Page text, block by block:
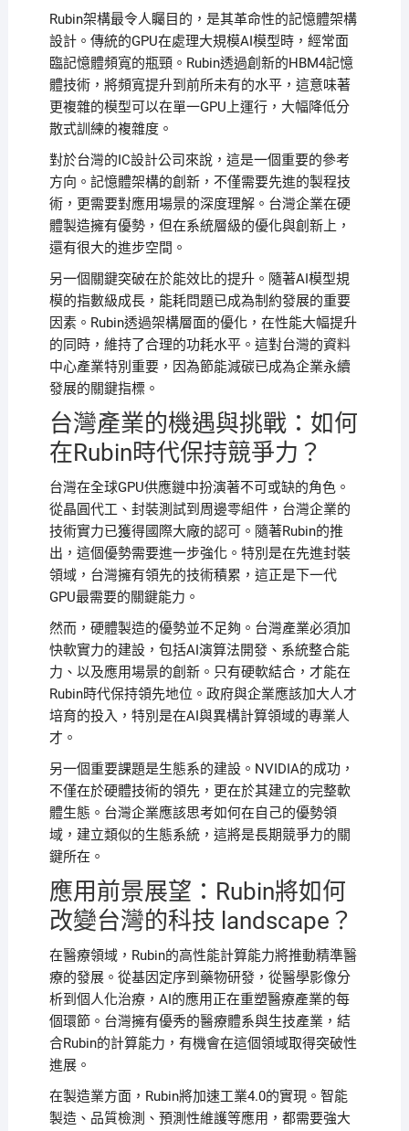
Rubin架構最令人矚目的，是其革命性的記憶體架構
設計。傳統的GPU在處理大規模AI模型時，經常面
臨記憶體頻寬的瓶頸。Rubin透過創新的HBM4記憶
體技術，將頻寬提升到前所未有的水平，這意味著
更複雜的模型可以在單一GPU上運行，大幅降低分
散式訓練的複雜度。
對於台灣的IC設計公司來說，這是一個重要的參考
方向。記憶體架構的創新，不僅需要先進的製程技
術，更需要對應用場景的深度理解。台灣企業在硬
體製造擁有優勢，但在系統層級的優化與創新上，
還有很大的進步空間。
另一個關鍵突破在於能效比的提升。隨著AI模型規
模的指數級成長，能耗問題已成為制約發展的重要
因素。Rubin透過架構層面的優化，在性能大幅提升
的同時，維持了合理的功耗水平。這對台灣的資料
中心產業特別重要，因為節能減碳已成為企業永續
發展的關鍵指標。
台灣產業的機遇與挑戰：如何
在Rubin時代保持競爭力？
台灣在全球GPU供應鏈中扮演著不可或缺的角色。
從晶圓代工、封裝測試到周邊零組件，台灣企業的
技術實力已獲得國際大廠的認可。隨著Rubin的推
出，這個優勢需要進一步強化。特別是在先進封裝
領域，台灣擁有領先的技術積累，這正是下一代
GPU最需要的關鍵能力。
然而，硬體製造的優勢並不足夠。台灣產業必須加
快軟實力的建設，包括AI演算法開發、系統整合能
力、以及應用場景的創新。只有硬軟結合，才能在
Rubin時代保持領先地位。政府與企業應該加大人才
培育的投入，特別是在AI與異構計算領域的專業人
才。
另一個重要課題是生態系的建設。NVIDIA的成功，
不僅在於硬體技術的領先，更在於其建立的完整軟
體生態。台灣企業應該思考如何在自己的優勢領
域，建立類似的生態系統，這將是長期競爭力的關
鍵所在。
應用前景展望：Rubin將如何
改變台灣的科技 landscape？
在醫療領域，Rubin的高性能計算能力將推動精準醫
療的發展。從基因定序到藥物研發，從醫學影像分
析到個人化治療，AI的應用正在重塑醫療產業的每
個環節。台灣擁有優秀的醫療體系與生技產業，結
合Rubin的計算能力，有機會在這個領域取得突破性
進展。
在製造業方面，Rubin將加速工業4.0的實現。智能
製造、品質檢測、預測性維護等應用，都需要強大